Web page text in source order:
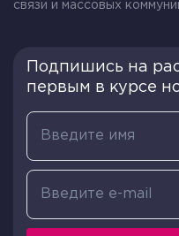
связи и массовых
Подпишись на
первым в курсе